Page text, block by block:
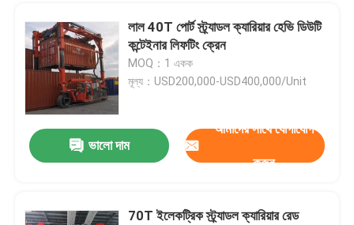
লাল 40T পোর্ট স্ট্র্যাডল ক্যারিয়ার হেভি ডিউটি ​​
কন্টেইনার লিফটিং ক্রেন
MOQ：1 একক
মূল্য：USD200,000-USD400,000/Unit
ভালো দাম
আমাদের সাথে যোগাযোগ
করুন
70T ইলেকট্রিক স্ট্র্যাডল ক্যারিয়ার রেড